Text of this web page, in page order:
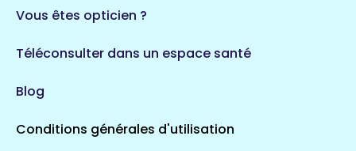
Vous êtes opticien ?
Téléconsulter dans un espace santé
Blog
Conditions générales d'utilisation